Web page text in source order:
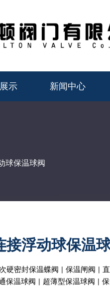
示 新闻中心
球保温球阀
接浮动球保温
硬密封保温蝶阀 | 保温闸阀 |
保温球阀 | 超薄型保温球阀 |